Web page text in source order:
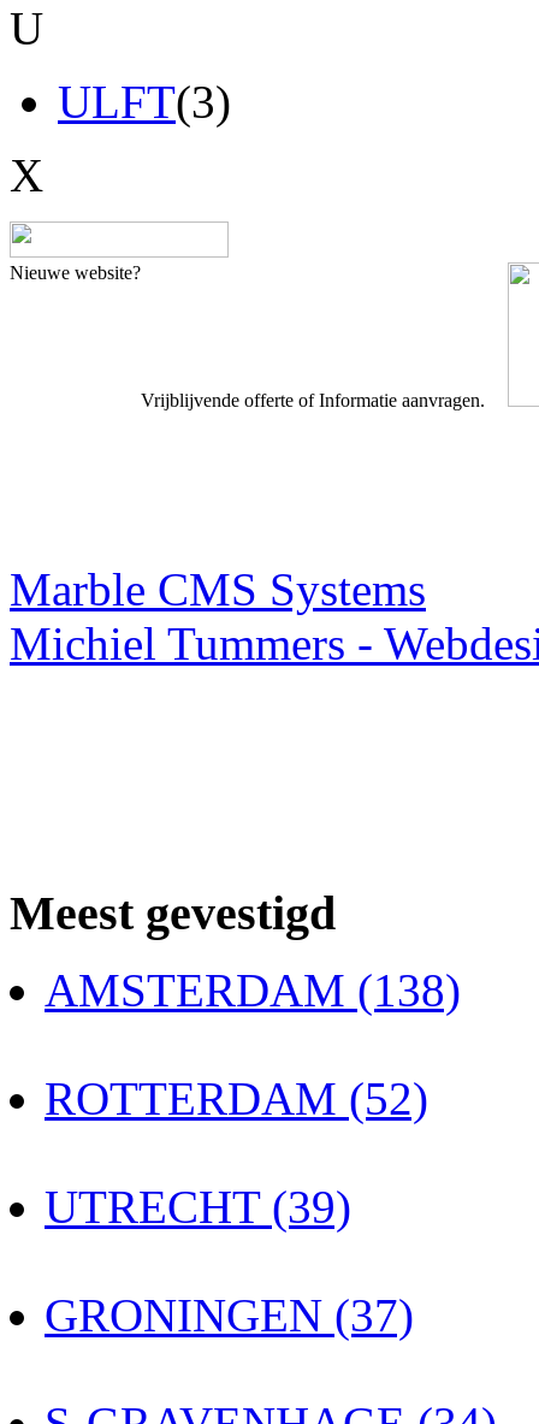
U
ULFT(3)
X
Nieuwe website?
Vrijblijvende offerte of Informatie aanvragen.
Marble CMS Systems
Michiel Tummers -
Meest gevestigd
AMSTERDAM (138)
ROTTERDAM (52)
UTRECHT (39)
GRONINGEN (37)